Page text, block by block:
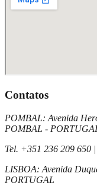
Contatos
POMBAL: Avenida
POMBAL -
Tel. +351 236 209 650
LISBOA: Avenida
PORTUGAL